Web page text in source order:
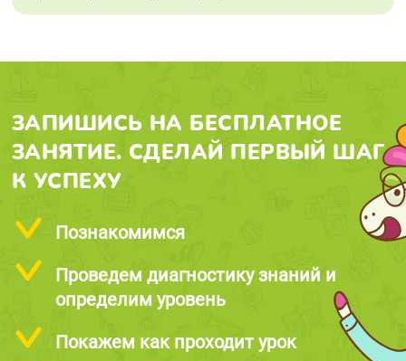
ЗАПИШИСЬ НА БЕСПЛАТНОЕ
ЗАНЯТИЕ. СДЕЛАЙ ПЕРВЫЙ ШАГ
К УСПЕХУ
Познакомимся
Проведем диагностику знаний и
определим уровень
Покажем как проходит урок